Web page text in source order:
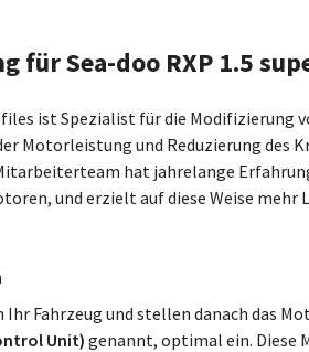
für Sea-doo RXP 1.5
ist Spezialist für die Modifizierung
Motorleistung und Reduzierung des
hat jahrelange
und erzielt auf diese Weise mehr
Ihr Fahrzeug und stellen danach das
Unit) genannt, optimal ein. Diese